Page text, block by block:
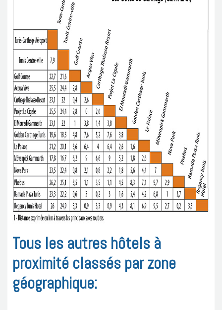
Tous les autres hôtels à
proximité classés par zone
géographique: